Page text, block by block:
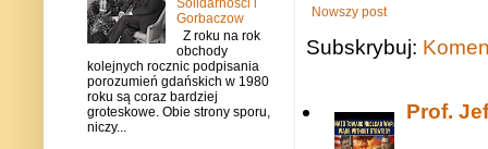
Nowszy post
Subskrybuj:
Prof.
Solidarności i
Gorbaczow
Z roku na rok
obchody
kolejnych rocznic podpisania
porozumień gdańskich w 1980
roku są coraz bardziej
groteskowe. Obie strony sporu,
niczy...